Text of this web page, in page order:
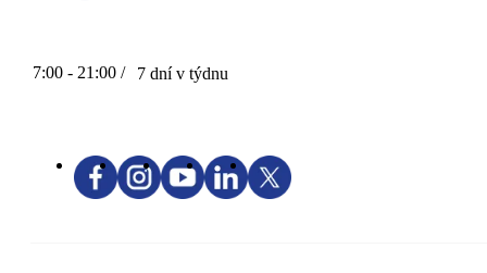
7:00 - 21:00 / 7 dní v týdnu